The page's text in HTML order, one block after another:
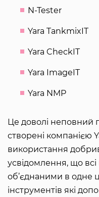
N-Tester
Yara TankmixIT
Yara CheckIT
Yara ImageIT
Yara NMP
Це доволі неповний
створені компанією
використання
усвідомлення, що
об’єднаними в одне
інструментів які